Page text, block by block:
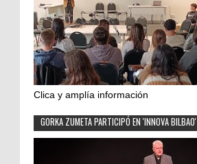
Clica y amplía información
GORKA ZUMETA PARTICIPÓ EN 'INNOVA BILBAO'